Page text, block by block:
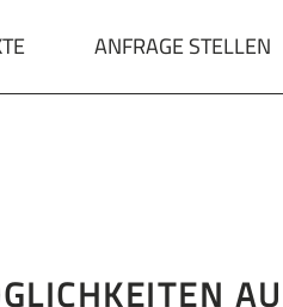
ANFRAGE STELLEN